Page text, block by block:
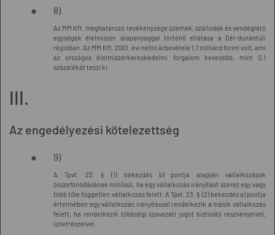
8)
Az MM Kft. meghatározó tevékenysége üzemek, szállodák és vendéglátó
egységek élelmiszer alapanyaggal történő ellátása a Dél-dunántúli
régióban. Az MM Kft. 2001. évi nettó árbevétele 1,1 milliárd forint volt, ami
az országos élelmiszerkereskedelmi forgalom kevesebb, mint 0,1
százalékát teszi ki.
III.
Az engedélyezési kötelezettség
9)
A Tpvt. 23. § (1) bekezdés b) pontja alapján vállalkozások
összefonódásának minősül, ha egy vállalkozás irányítást szerez egy vagy
több tőle független vállalkozás felett. A Tpvt. 23. § (2) bekezdés a) pontja
értelmében egy vállalkozás irányítással rendelkezik a másik vállalkozás
felett, ha rendelkezik többségi szavazati jogot biztosító részvényeivel,
üzletrészeivel.